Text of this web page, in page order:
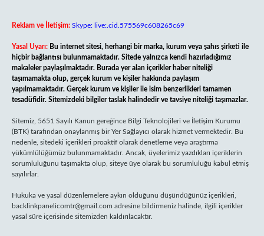
Reklam ve İletişim: Skype: live:.cid.575569c608265c69
Yasal Uyarı: Bu internet sitesi, herhangi bir marka, kurum veya şahıs şirketi ile
hiçbir bağlantısı bulunmamaktadır. Sitede yalnızca kendi hazırladığımız
makaleler paylaşılmaktadır. Burada yer alan içerikler haber niteliği
taşımamakta olup, gerçek kurum ve kişiler hakkında paylaşım
yapılmamaktadır. Gerçek kurum ve kişiler ile isim benzerlikleri tamamen
tesadüfidir. Sitemizdeki bilgiler taslak halindedir ve tavsiye niteliği taşımazlar.
Sitemiz, 5651 Sayılı Kanun gereğince Bilgi Teknolojileri ve İletişim Kurumu
(BTK) tarafından onaylanmış bir Yer Sağlayıcı olarak hizmet vermektedir. Bu
nedenle, sitedeki içerikleri proaktif olarak denetleme veya araştırma
yükümlülüğümüz bulunmamaktadır. Ancak, üyelerimiz yazdıkları içeriklerin
sorumluluğunu taşımakta olup, siteye üye olarak bu sorumluluğu kabul etmiş
sayılırlar.
Hukuka ve yasal düzenlemelere aykırı olduğunu düşündüğünüz içerikleri,
backlinkpanelicomtr@gmail.com adresine bildirmeniz halinde, ilgili içerikler
yasal süre içerisinde sitemizden kaldırılacaktır.